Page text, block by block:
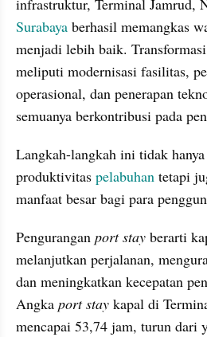
Surabaya berhasil memangkas
menjadi lebih baik.
meliputi modernisasi fasilitas,
operasional, dan penerapan
semuanya berkontribusi pada
Langkah-langkah ini tidak
produktivitas pelabuhan tetapi
manfaat besar bagi para
Pengurangan port stay berarti
melanjutkan perjalanan,
dan meningkatkan kecepatan
Angka port stay kapal di
mencapai 53,74 jam, turun dari